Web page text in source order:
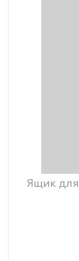
Ящик для